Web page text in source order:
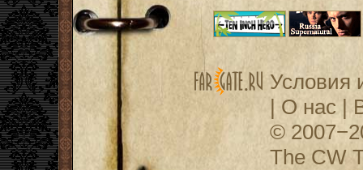
Условия
| О нас |
©
The CW